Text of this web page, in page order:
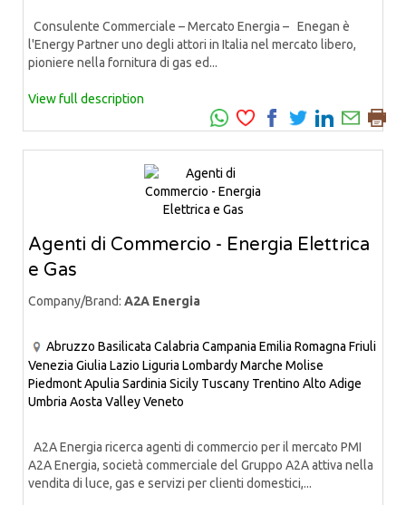
Consulente Commerciale – Mercato Energia – Enegan è
l'Energy Partner uno degli attori in Italia nel mercato libero,
pioniere nella fornitura di gas ed...
View full description
Agenti di Commercio - Energia Elettrica
e Gas
Company/Brand: A2A Energia
Abruzzo Basilicata Calabria Campania Emilia Romagna Friuli
Venezia Giulia Lazio Liguria LombardyMarche Molise
PiedmontApulia Sardinia Sicily Tuscany Trentino Alto Adige
Umbria Aosta ValleyVeneto
A2A Energia ricerca agenti di commercio per il mercato PMI
A2A Energia, società commerciale del Gruppo A2A attiva nella
vendita di luce, gas e servizi per clienti domestici,...